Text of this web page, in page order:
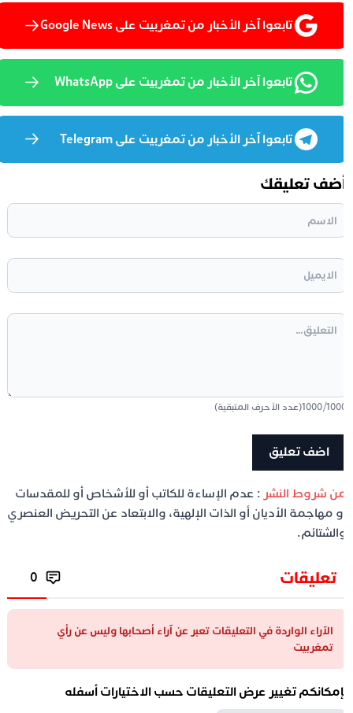
تابعوا آخر الأخبار من تمغربيت على Google News
تابعوا آخر الأخبار من تمغربيت على WhatsApp
تابعوا آخر الأخبار من تمغربيت على Telegram
تعليقك
/
1000(عدد الأحرف المتبقية)
شروط النشر: عدم الإساءة للكاتب أو للأشخاص أو للمقدسات
مهاجمة الأديان أو الذات الإلهية، والابتعاد عن التحريض العنصري
تعليقات 0
الآراء الواردة في التعليقات تعبر عن آراء أصحابها وليس عن رأي
تمغربيت
تغيير عرض التعليقات حسب الاختيارات أسفله